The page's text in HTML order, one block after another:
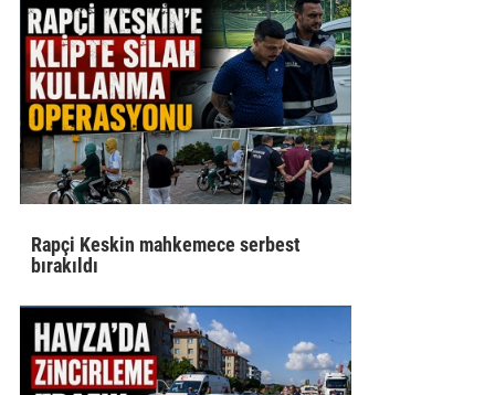
Rapçi Keskin mahkemece serbest
bırakıldı